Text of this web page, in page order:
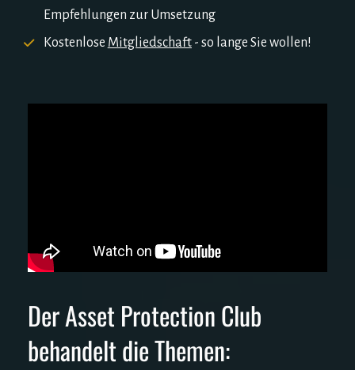
Empfehlungen zur Umsetzung
Kostenlose Mitgliedschaft - so lange Sie wollen!
Der Asset Protection Club
behandelt die Themen: